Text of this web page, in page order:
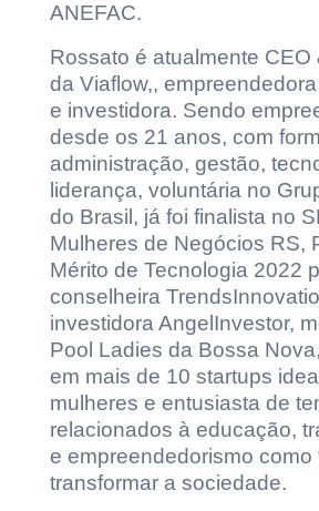
ANEFAC.
Rossato é atualmente CEO
da Viaflow,,
e investidora. Sendo
desde os 21 anos, com
administração, gestão,
liderança, voluntária no
do Brasil, já foi finalista no
Mulheres de Negócios RS,
Mérito de Tecnologia 2022
conselheira
investidora AngelInvestor,
Pool Ladies da Bossa
em mais de 10 startups
mulheres e entusiasta de
relacionados à educação,
e empreendedorismo como
transformar a sociedade.